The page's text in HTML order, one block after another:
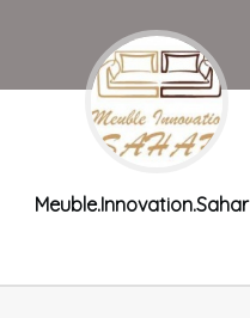
Meuble.innovation.sahar